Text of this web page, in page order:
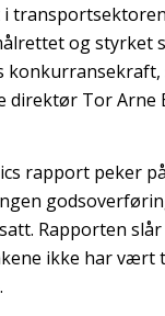
og styrket
konkurransekraft,
direktør Tor Arne
rapport peker
Rapporten
ikke har vært